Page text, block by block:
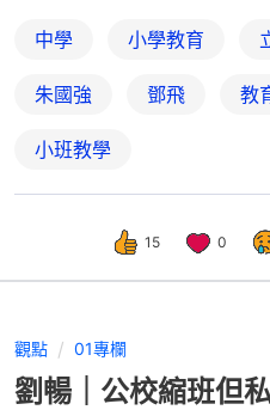
中學 小學教育
朱國強 鄧飛 教
小班教學
15 0
觀點 01專欄
劉暢｜公校縮班但